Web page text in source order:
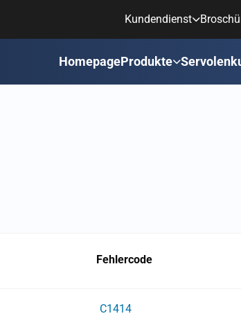
Kundendienst
HomepageProdukte
Fehlercode
C1414